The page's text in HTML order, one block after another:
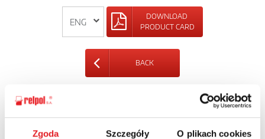
Zgoda Szczegóły O plikach cookies
DOWNLOAD
PRODUCT CARD
BACK
Ask for the details of the offer